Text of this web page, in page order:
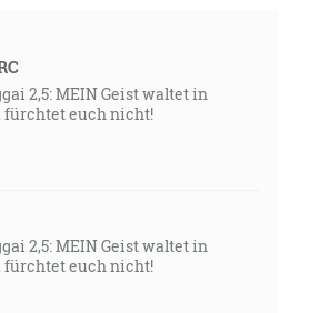
2,5: MEIN Geist waltet in
fürchtet euch nicht!
2,5: MEIN Geist waltet in
fürchtet euch nicht!